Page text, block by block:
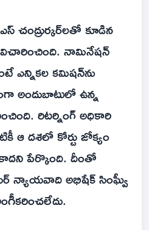
చంద్రుర్కర్‌లతో కూడిన
విచారించింది. నామినేషన్‌
ఎన్నికల కమిషన్‌ను
అందుబాటులో ఉన్న
రిటర్నింగ్‌ అధికారి
ఆ దశలో కోర్టు జోక్యం
పేర్కొంది. దీంతో
న్యాయవాది అభిషేక్‌ సింఘ్వీ